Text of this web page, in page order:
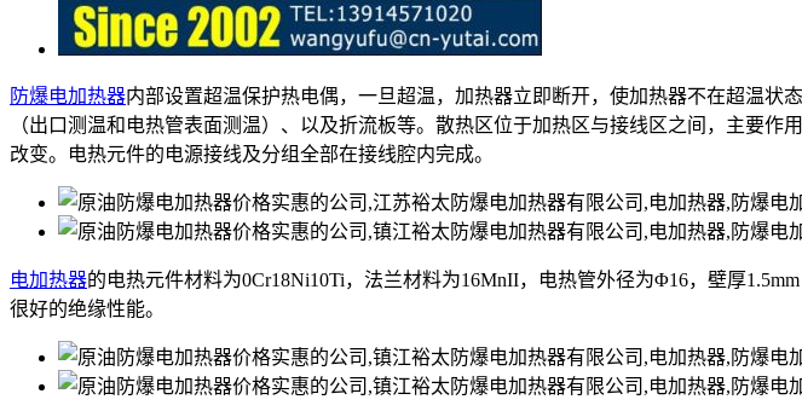
防爆电加热器内部设置超温保护热电偶，一旦超温，加热器立即断开，使加热器不在超温
（出口测温和电热管表面测温）、以及折流板等。散热区位于加热区与接线区之间，主要
改变。电热元件的电源接线及分组全部在接线腔内完成。
电加热器的电热元件材料为0Cr18Ni10Ti，法兰材料为16MnII，电热管外径为Φ16，壁厚
很好的绝缘性能。